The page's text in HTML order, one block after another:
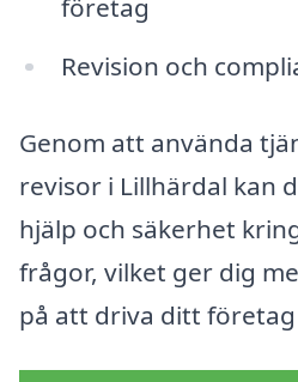
företag
Revision och
Genom att använda
revisor i Lillhärdal kan
hjälp och säkerhet
frågor, vilket ger dig
på att driva ditt